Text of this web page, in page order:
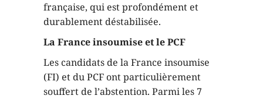
française, qui est profondément et
durablement déstabilisée.
La France insoumise et le PCF
Les candidats de la France insoumise
(FI) et du PCF ont particulièrement
souffert de l’abstention. Parmi les 7